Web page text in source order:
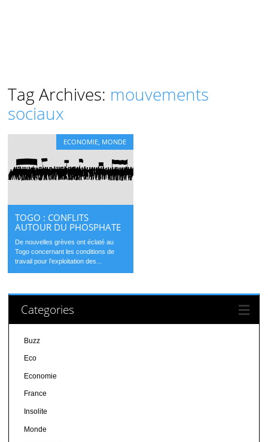
Tag Archives: mouvements
sociaux
ECONOMIE MONDE
TOGO : CONFLITS
AUTOUR DU PHOSPHATE
De nouvelles grèves ont éclaté au
Togo concernant les conditions de
travail pour l’exploitation des...
Categories
Buzz
Eco
Economie
France
Insolite
Monde